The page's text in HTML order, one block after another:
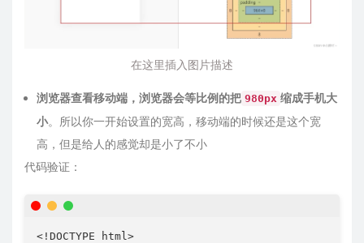
在这里插入图片描述
浏览器查看移动端，浏览器会等比例的把 980px 缩成手机大
小。所以你一开始设置的宽高，移动端的时候还是这个宽
高，但是给人的感觉却是小了不小
代码验证：
<! DOCTYPE html >